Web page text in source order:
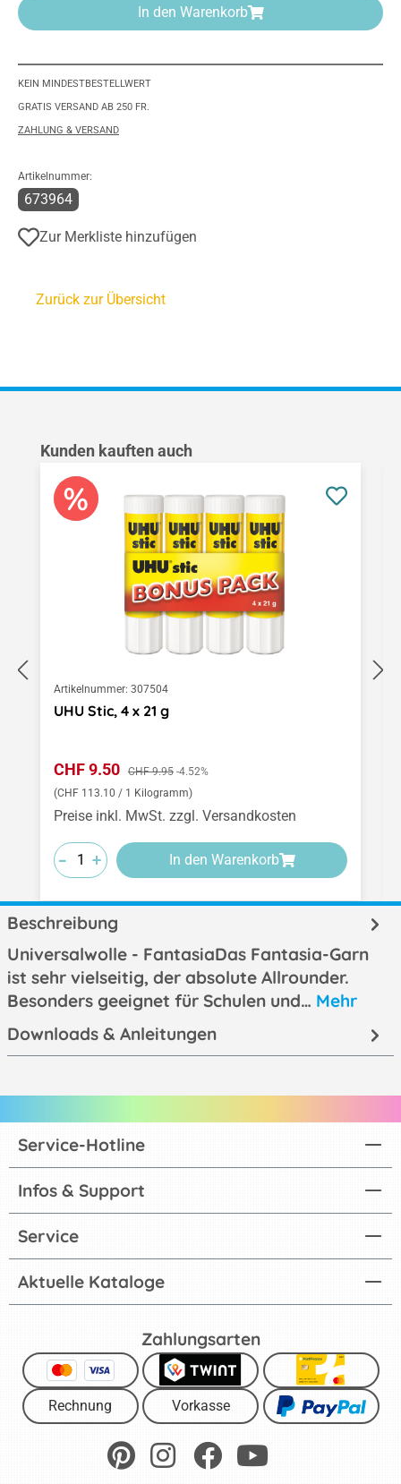
In den Warenkorb
KEIN MINDESTBESTELLWERT
GRATIS VERSAND AB 250 FR.
ZAHLUNG & VERSAND
Artikelnummer:
673964
Zur Merkliste hinzufügen
Zurück zur Übersicht
Produktgalerie überspringen
Kunden kauften auch
Artikelnummer: 307504
UHU Stic, 4 x 21 g
Verkaufspreis:
CHF 9.50 Regulärer Preis:
CHF 9.95 -4.52%
(CHF 113.10 / 1 Kilogramm)
Preise inkl. MwSt. zzgl. Versandkosten
-
-
- +
+
+ In den Warenkorb
Beschreibung
Universalwolle - FantasiaDas Fantasia-Garn
ist sehr vielseitig, der absolute Allrounder.
Besonders geeignet für Schulen und… Mehr
Downloads & Anleitungen
Aktuelle Kataloge
Service-Hotline
Infos & Support
Service
Zahlungsarten
Rechnung Vorkasse